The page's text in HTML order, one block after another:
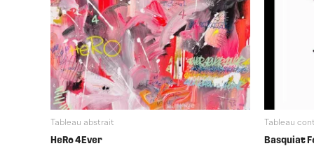
Tableau abstrait
HeRo 4Ever
Tableau
Basquiat